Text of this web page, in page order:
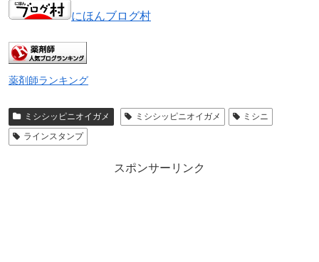
にほんブログ村
薬剤師ランキング
ミシシッピニオイガメ ミシシッピニオイガメ
ミシニ
ラインスタンプ
スポンサーリンク